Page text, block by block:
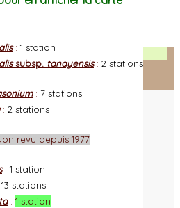
: 1 station
subsp. tanayensis: 2 stations
: 7 stations
: 2 stations
revu depuis 1977
: 1 station
13 stations
: 1 station